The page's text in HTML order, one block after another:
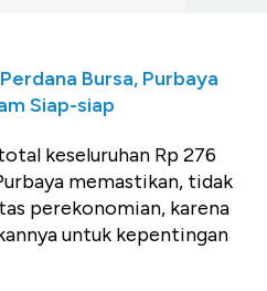
Bursa, Purbaya
Siap-siap
keseluruhan Rp 276
memastikan, tidak
perekonomian, karena
untuk kepentingan